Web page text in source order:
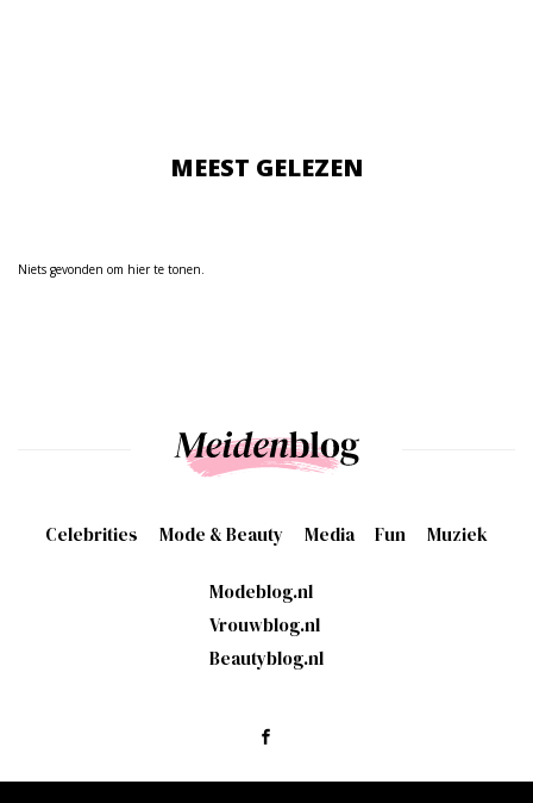
MEEST GELEZEN
Niets gevonden om hier te tonen.
Celebrities Mode & Beauty Media Fun Muziek
Modeblog.nl
Vrouwblog.nl
Beautyblog.nl